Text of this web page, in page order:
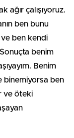
ağır çalışıyoruz.
ben bunu
ve ben kendi
benim
Benim
binemiyorsa ben
ve öteki